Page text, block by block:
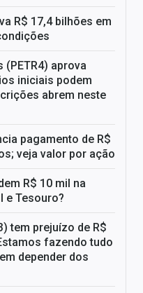
R$ 17,4 bilhões em
(PETR4) aprova
iniciais podem
abrem neste
pagamento de R$
veja valor por ação
R$ 10 mil na
e Tesouro?
tem prejuízo de R$
fazendo tudo
depender dos